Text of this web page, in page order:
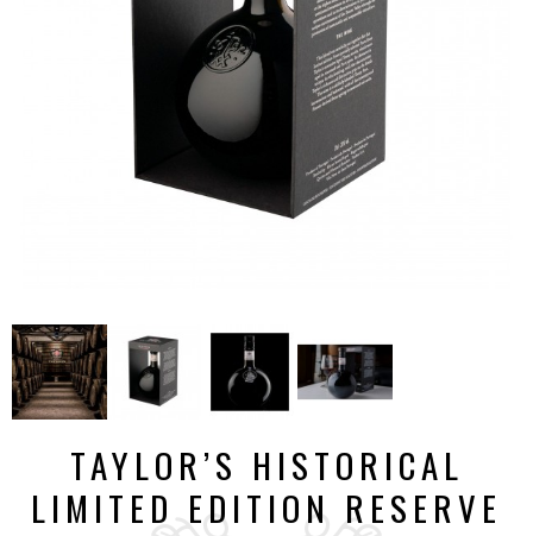
TAYLOR’S HISTORICAL
LIMITED EDITION RESERVE